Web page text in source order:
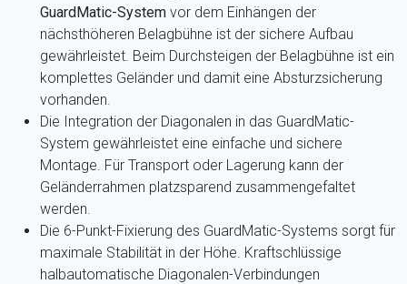
GuardMatic-System vor dem Einhängen der
nächsthöheren Belagbühne ist der sichere Aufbau
gewährleistet. Beim Durchsteigen der Belagbühne ist ein
komplettes Geländer und damit eine Absturzsicherung
vorhanden.
Die Integration der Diagonalen in das GuardMatic-
System gewährleistet eine einfache und sichere
Montage. Für Transport oder Lagerung kann der
Geländerrahmen platzsparend zusammengefaltet
werden.
Die 6-Punkt-Fixierung des GuardMatic-Systems sorgt für
maximale Stabilität in der Höhe. Kraftschlüssige
halbautomatische Diagonalen-Verbindungen